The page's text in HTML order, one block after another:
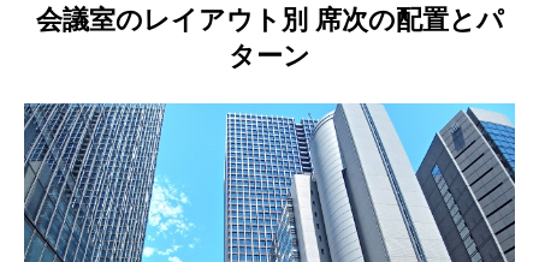
会議室のレイアウト別 席次の配置とパ
ターン